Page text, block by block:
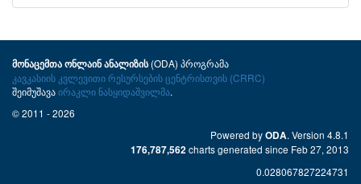
მონაცემთა ონლაინ ანალიზის(ODA) პროგრამა
კავკასიის კვლევითი რესურსების ცენტრისთვის (CRRC)
შეიმუშავაირაკლი ნასყიდაშვილმა.
© 2011 - 2026
Powered byODA. Version 4.8.1
176,787,562 charts generated since Feb 27, 2013
0.028067827224731